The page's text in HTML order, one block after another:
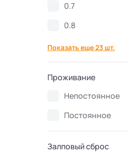
Септики Кристалл БИО
Септики Ново Эко 4
Септики Термит
0.7
0.8
Показать еще 23 шт.
Проживание
Непостоянное
Постоянное
Залповый сброс